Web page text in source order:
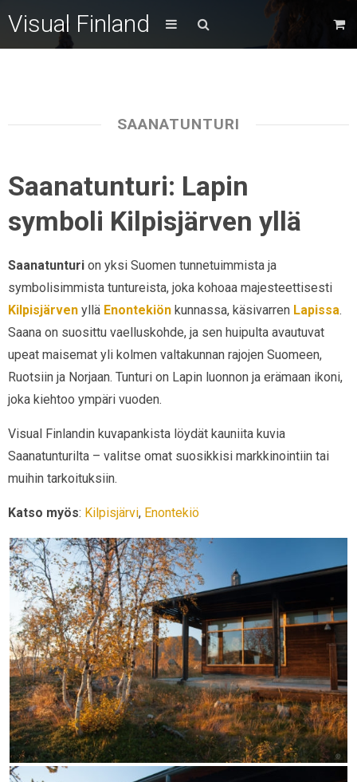
Visual Finland
SAANATUNTURI
Saanatunturi: Lapin
symboli Kilpisjärven yllä
Saanatunturi on yksi Suomen tunnetuimmista ja
symbolisimmista tuntureista, joka kohoaa majesteettisesti
Kilpisjärven yllä Enontekiön kunnassa, käsivarren Lapissa.
Saana on suosittu vaelluskohde, ja sen huipulta avautuvat
upeat maisemat yli kolmen valtakunnan rajojen Suomeen,
Ruotsiin ja Norjaan. Tunturi on Lapin luonnon ja erämaan ikoni,
joka kiehtoo ympäri vuoden.
Visual Finlandin kuvapankista löydät kauniita kuvia
Saanatunturilta – valitse omat suosikkisi markkinointiin tai
muihin tarkoituksiin.
Katso myös: Kilpisjärvi, Enontekiö